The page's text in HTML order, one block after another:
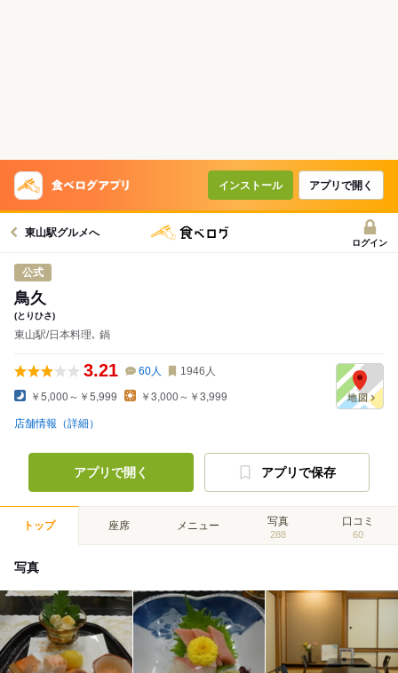
インストール アプリで開く
東山駅グルメへ
ログイン
公式
鳥久
(とりひさ)
東山駅/日本料理､ 鍋
3.21 60人 1946 人
￥5,000～￥5,999 ￥3,000～￥3,999
店舗情報（詳細）
アプリで開く アプリで保存
トップ 座席 メニュー 写真
288
口コミ
60
写真